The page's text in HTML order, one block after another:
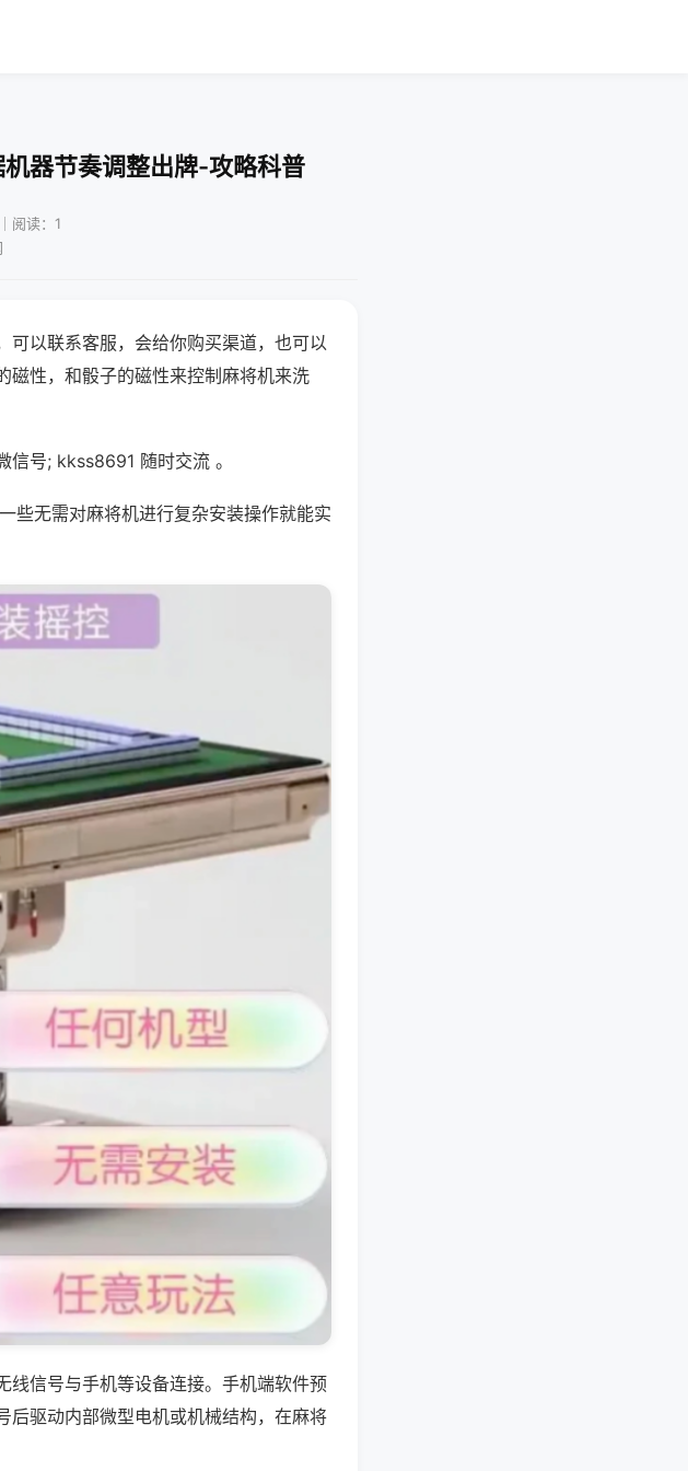
器节奏调整出牌-攻略科普
阅读：1
可以联系客服，会给你购买渠道，也可以
磁性，和骰子的磁性来控制麻将机来洗
号; kkss8691 随时交流 。
些无需对麻将机进行复杂安装操作就能实
线信号与手机等设备连接。手机端软件预
后驱动内部微型电机或机械结构，在麻将